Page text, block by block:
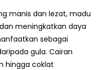
manis dan lezat, madu
meningkatkan daya
sebagai
gula. Cairan
hingga coklat